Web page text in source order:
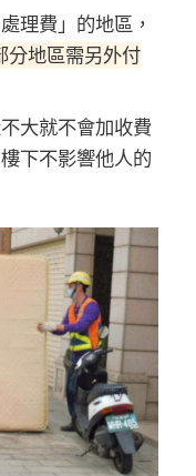
理費」的地區，
分地區需另外付
大就不會加收費
下不影響他人的